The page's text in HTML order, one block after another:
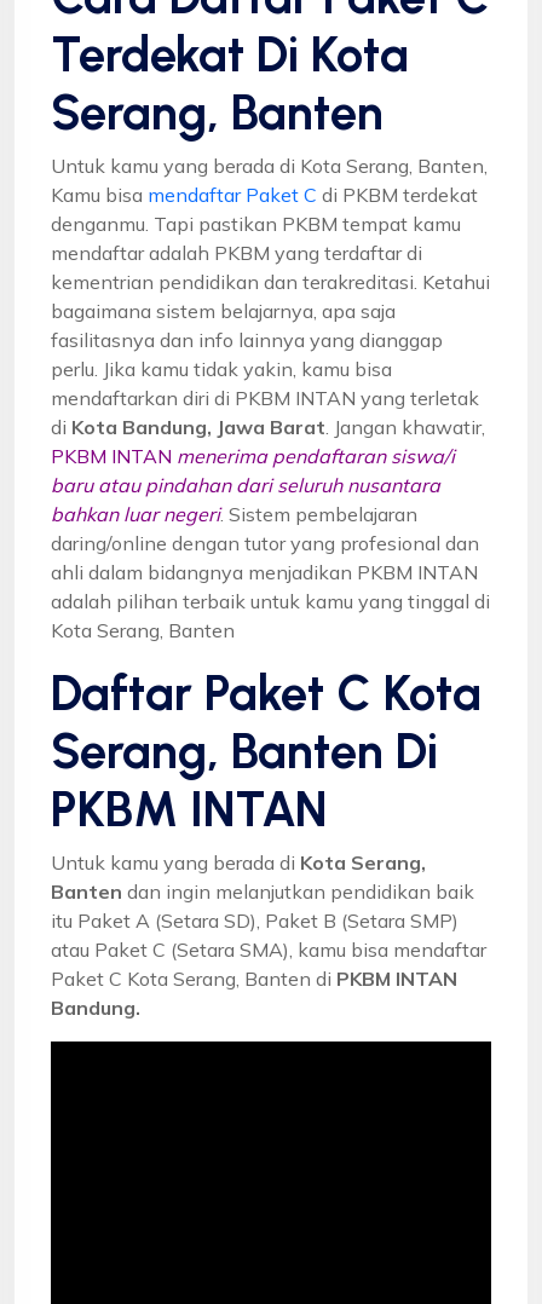
Terdekat Di Kota
Serang, Banten
Untuk kamu yang berada di Kota Serang, Banten,
Kamu bisa mendaftar Paket C di PKBM terdekat
denganmu. Tapi pastikan PKBM tempat kamu
mendaftar adalah PKBM yang terdaftar di
kementrian pendidikan dan terakreditasi. Ketahui
bagaimana sistem belajarnya, apa saja
fasilitasnya dan info lainnya yang dianggap
perlu. Jika kamu tidak yakin, kamu bisa
mendaftarkan diri di PKBM INTAN yang terletak
di Kota Bandung, Jawa Barat . Jangan khawatir,
PKBM INTAN menerima pendaftaran siswa/i
baru atau pindahan dari seluruh nusantara
bahkan luar negeri. Sistem pembelajaran
daring/online dengan tutor yang profesional dan
ahli dalam bidangnya menjadikan PKBM INTAN
adalah pilihan terbaik untuk kamu yang tinggal di
Kota Serang, Banten
Daftar Paket C Kota
Serang, Banten Di
PKBM INTAN
Untuk kamu yang berada di Kota Serang,
Banten dan ingin melanjutkan pendidikan baik
itu Paket A (Setara SD), Paket B (Setara SMP)
atau Paket C (Setara SMA), kamu bisa mendaftar
Paket C Kota Serang, Banten di PKBM INTAN
Bandung.